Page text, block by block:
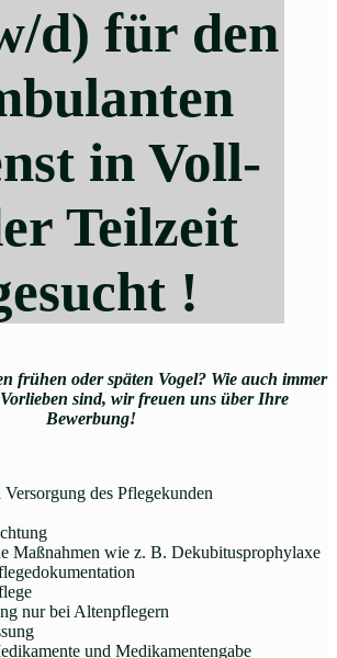
d) für den
in Voll-
Teilzeit
!
frühen oder späten Vogel? Wie auch immer
sind, wir freuen uns über Ihre
Bewerbung!
des Pflegekunden
Maßnahmen wie z. B. Dekubitusprophylaxe
nur bei Altenpflegern
und Medikamentengabe